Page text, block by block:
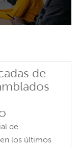
de
de
los últimos